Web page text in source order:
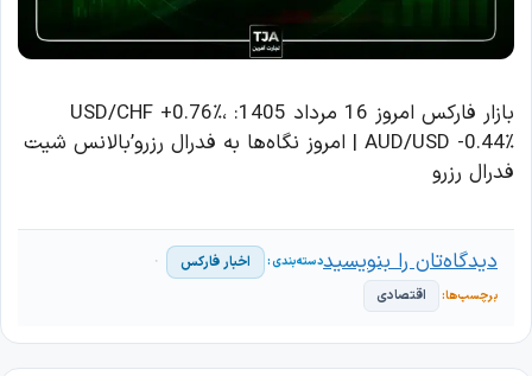
بازار فارکس امروز 16 مرداد 1405: USD/CHF +0.76٪،
AUD/USD -0.44٪ | امروز نگاه‌ها به فدرال رزرو’بالانس شیت
فدرال رزرو
اخبار فارکس
اقتصادی
دیدگاه‌تان را بنویسید